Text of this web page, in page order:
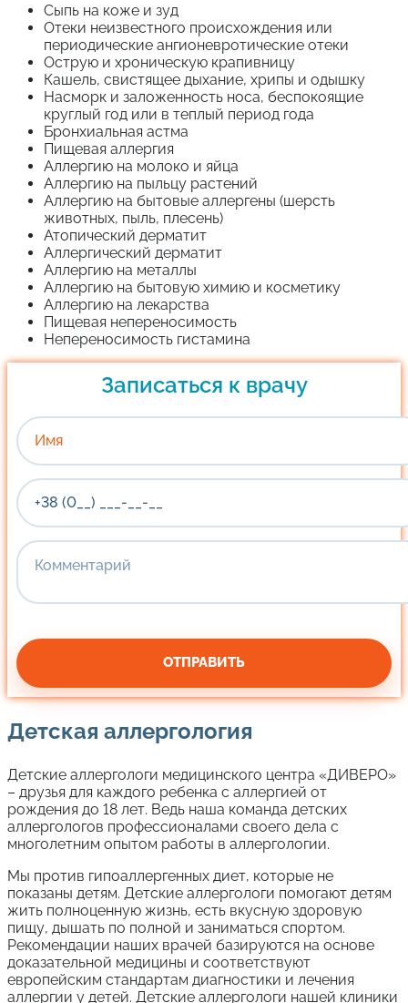
Сыпь на коже и зуд
Отеки неизвестного происхождения или
периодические ангионевротические отеки
Острую и хроническую крапивницу
Кашель, свистящее дыхание, хрипы и одышку
Насморк и заложенность носа, беспокоящие
круглый год или в теплый период года
Бронхиальная астма
Пищевая аллергия
Аллергию на молоко и яйца
Аллергию на пыльцу растений
Аллергию на бытовые аллергены (шерсть
животных, пыль, плесень)
Атопический дерматит
Аллергический дерматит
Аллергию на металлы
Аллергию на бытовую химию и косметику
Аллергию на лекарства
Пищевая непереносимость
Непереносимость гистамина
Записаться к врачу
Детская аллергология
Детские аллергологи медицинского центра «ДИВЕРО»
– друзья для каждого ребенка с аллергией от
рождения до 18 лет. Ведь наша команда детских
аллергологов профессионалами своего дела с
многолетним опытом работы в аллергологии.
Мы против гипоаллергенных диет, которые не
показаны детям. Детские аллергологи помогают детям
жить полноценную жизнь, есть вкусную здоровую
пищу, дышать по полной и заниматься спортом.
Рекомендации наших врачей базируются на основе
доказательной медицины и соответствуют
европейским стандартам диагностики и лечения
аллергии у детей. Детские аллергологи нашей клиники